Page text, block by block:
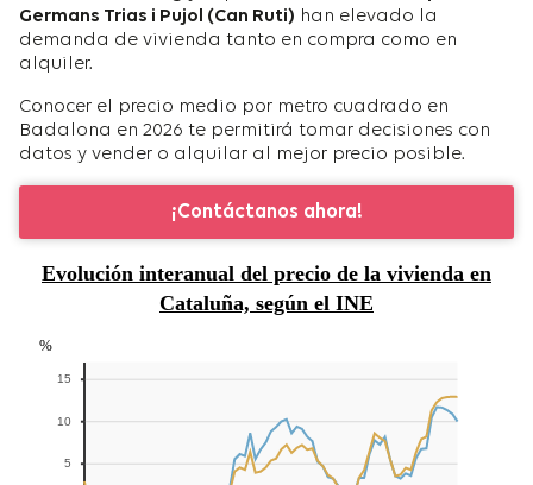
Germans Trias i Pujol (Can Ruti) han elevado la
demanda de vivienda tanto en compra como en
alquiler.
Conocer el precio medio por metro cuadrado en
Badalona en 2026 te permitirá tomar decisiones con
datos y vender o alquilar al mejor precio posible.
¡Contáctanos ahora!